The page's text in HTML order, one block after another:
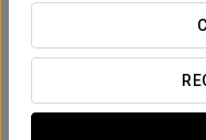
Para quienes buscan
Sin rutinas, sin prisas,
del mundo y
perfecta para